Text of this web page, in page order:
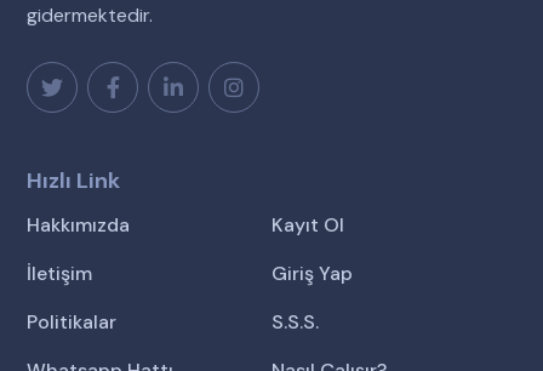
gidermektedir.
Hızlı Link
Hakkımızda
Kayıt Ol
İletişim
Giriş Yap
Politikalar
S.S.S.